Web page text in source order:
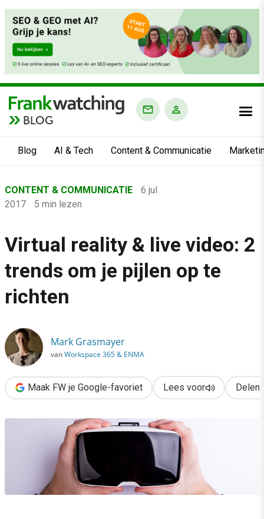
BLOG
Blog AI & Tech Content & Communicatie
›
Content & Communicatie
›
Virtual reality & live video: 2 trends om je pijlen op te richten
CONTENT & COMMUNICATIE
6 jul
2017
5 min lezen
Virtual reality & live video: 2
trends om je pijlen op te
richten
Mark Grasmayer
vanWorkspace 365 & ENMA
Maak FW je Google-favoriet Lees voor Delen